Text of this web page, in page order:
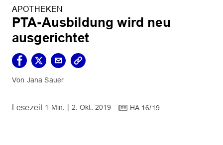
APOTHEKEN
PTA-Ausbildung wird neu
ausgerichtet
Jana Sauer
1 Min. 2. Okt. 2019 HA 16/19